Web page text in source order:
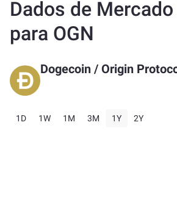
Dados de Mercado
para OGN
Dogecoin / Origin
1D 1W 1M 3M 1Y 2Y